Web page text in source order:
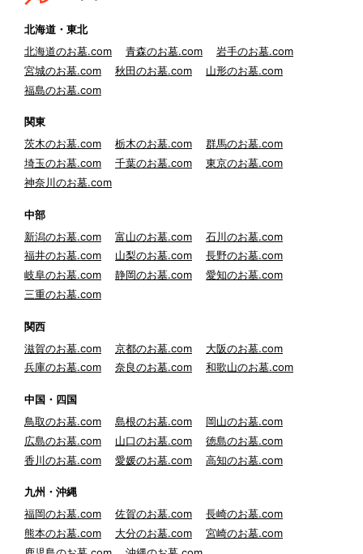
北海道・東北
北海道のお墓.com
青森のお墓.com
岩手のお墓.com
宮城のお墓.com
秋田のお墓.com
山形のお墓.com
福島のお墓.com
関東
茨木のお墓.com
栃木のお墓.com
群馬のお墓.com
埼玉のお墓.com
千葉のお墓.com
東京のお墓.com
神奈川のお墓.com
中部
新潟のお墓.com
富山のお墓.com
石川のお墓.com
福井のお墓.com
山梨のお墓.com
長野のお墓.com
岐阜のお墓.com
静岡のお墓.com
愛知のお墓.com
三重のお墓.com
関西
滋賀のお墓.com
京都のお墓.com
大阪のお墓.com
兵庫のお墓.com
奈良のお墓.com 和歌山のお墓.com
中国・四国
鳥取のお墓.com
島根のお墓.com
岡山のお墓.com
広島のお墓.com
山口のお墓.com
徳島のお墓.com
香川のお墓.com
愛媛のお墓.com 高知のお墓.com
九州・沖縄
福岡のお墓.com
佐賀のお墓.com
長崎のお墓.com
熊本のお墓.com
大分のお墓.com
宮崎のお墓.com